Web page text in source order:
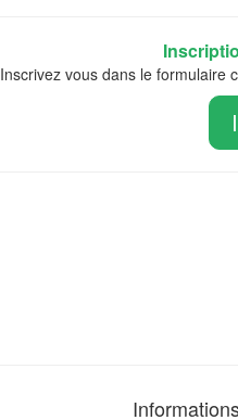
Inscrivez vous dans le formulaire